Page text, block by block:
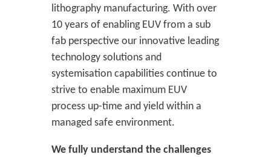
lithography manufacturing. With over
10 years of enabling EUV from a sub
fab perspective our innovative leading
technology solutions and
systemisation capabilities continue to
strive to enable maximum EUV
process up-time and yield within a
managed safe environment.
We fully understand the challenges